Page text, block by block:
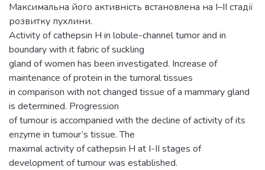
Максимальна його активність встановлена на І–ІІ стадії
розвитку пухлини.
Activity of cathepsin H in lobule-channel tumor and in
boundary with it fabric of suckling
gland of women has been investigated. Increase of
maintenance of protein in the tumoral tissues
in comparison with not changed tissue of a mammary gland
is determined. Progression
of tumour is accompanied with the decline of activity of its
enzyme in tumour’s tissue. The
maximal activity of cathepsin H at І-ІІ stages of
development of tumour was established.